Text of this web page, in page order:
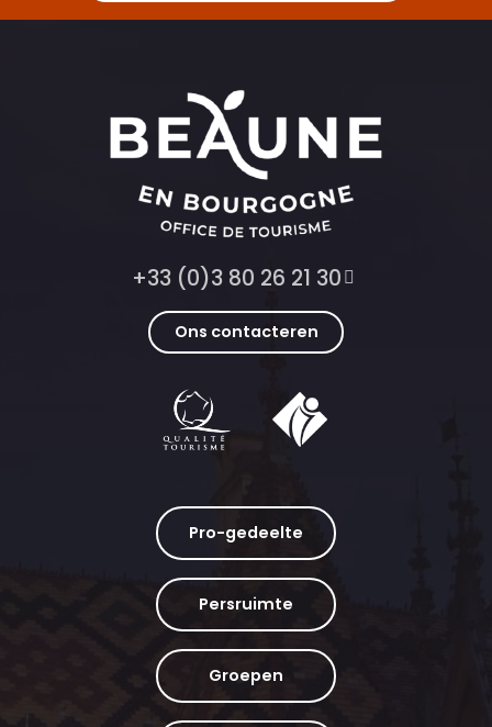
+33 (0)3 80 26 21 30
Ons contacteren
Pro-gedeelte
Persruimte
Groepen